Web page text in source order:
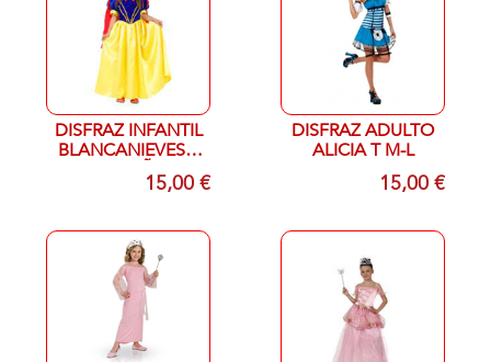
DISFRAZ INFANTIL
BLANCANIEVES T
10-12 AÑOS15,00 €
DISFRAZ ADULTO
ALICIA T M-L
15,00 €